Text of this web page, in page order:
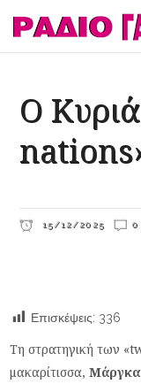
Ο
15/12/2025 0
Επισκέψεις: 336
Τη στρατηγική των
μακαρίτισσα,